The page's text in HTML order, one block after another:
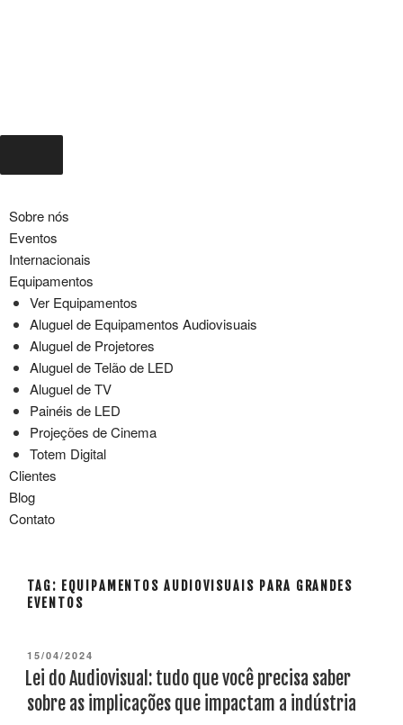
Sobre nós
Eventos
Internacionais
Equipamentos
Ver Equipamentos
Aluguel de Equipamentos Audiovisuais
Aluguel de Projetores
Aluguel de Telão de LED
Aluguel de TV
Painéis de LED
Projeções de Cinema
Totem Digital
Clientes
Blog
Contato
TAG: EQUIPAMENTOS AUDIOVISUAIS PARA GRANDES
EVENTOS
15/04/2024
Lei do Audiovisual: tudo que você precisa saber
sobre as implicações que impactam a indústria